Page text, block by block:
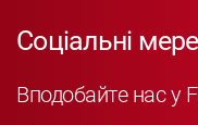
Соціальні
Вподобайте нас у